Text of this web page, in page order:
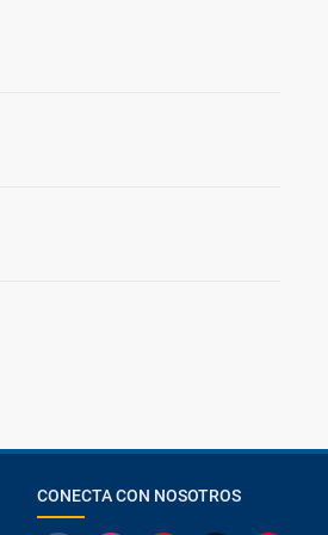
CONECTA CON NOSOTROS